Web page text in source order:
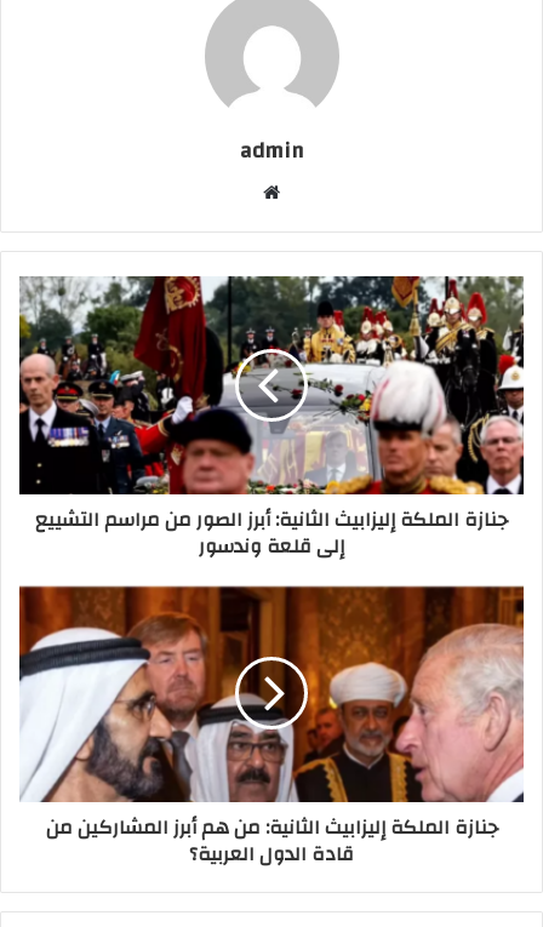
admin
جنازة الملكة إليزابيث الثانية: أبرز الصور من مراسم التشييع
إلى قلعة وندسور
جنازة الملكة إليزابيث الثانية: من هم أبرز المشاركين من
قادة الدول العربية؟